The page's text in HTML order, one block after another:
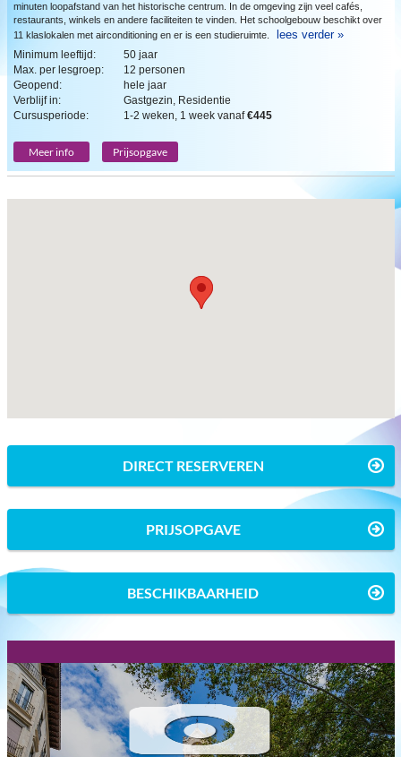
minuten loopafstand van het historische centrum. In de omgeving zijn veel cafés,
restaurants, winkels en andere faciliteiten te vinden. Het schoolgebouw beschikt over
11 klaslokalen met airconditioning en er is een studieruimte.
lees verder »
Minimum leeftijd:
50 jaar
Max. per lesgroep:
12 personen
Geopend:
hele jaar
Verblijf in:
Gastgezin, Residentie
Cursusperiode:
1-2 weken, 1 week vanaf€445
Meer info Prijsopgave
DIRECT RESERVEREN
PRIJSOPGAVE
BESCHIKBAARHEID